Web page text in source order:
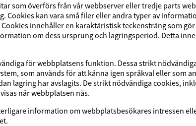
som överförs från vår webbserver eller tredje parts
Cookies kan vara små filer eller andra typer av
innehåller en karaktäristisk teckensträng som
om dess ursprung och lagringsperiod. Detta
för webbplatsens funktion. Dessa strikt
som används för att känna igen språkval eller som
lagring har avslagits. De strikt nödvändiga cookies,
när webbplatsen nås.
information om webbplatsbesökares intressen